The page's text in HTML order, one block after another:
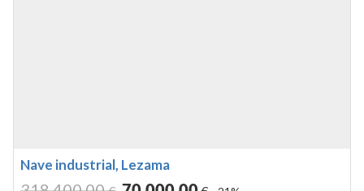
Nave industrial, Lezama